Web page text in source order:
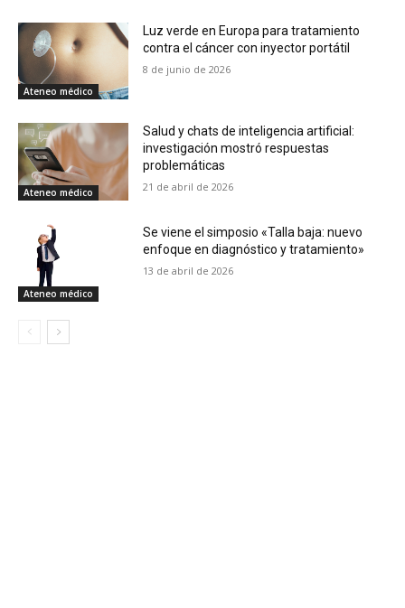
Ateneo médico
Luz verde en Europa para tratamiento
contra el cáncer con inyector portátil
8 de junio de 2026
Ateneo médico
Salud y chats de inteligencia artificial:
investigación mostró respuestas
problemáticas
21 de abril de 2026
Ateneo médico
Se viene el simposio «Talla baja: nuevo
enfoque en diagnóstico y tratamiento»
13 de abril de 2026